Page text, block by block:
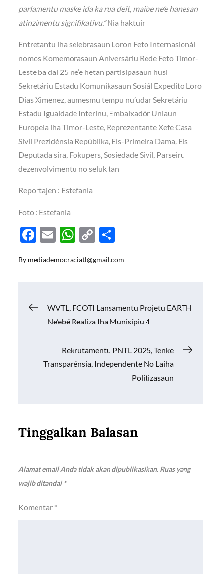
parlamentu maske ida ka rua deit, maibe ne’e hanesan
atinzimentu signifikativu.”Nia haktuir
Entretantu iha selebrasaun Loron Feto Internasionál
nomos Komemorasaun Aniversáriu Rede Feto Timor-
Leste ba dal 25 ne’e hetan partisipasaun husi
Sekretáriu Estadu Komunikasaun Sosiál Expedito Loro
Dias Ximenez, aumesmu tempu nu’udar Sekretáriu
Estadu Igualdade Interinu, Embaixadór Uniaun
Europeia iha Timor-Leste, Reprezentante Xefe Casa
Sivíl Prezidénsia Repúblika, Eis-Primeira Dama, Eis
Deputada sira, Fokupers, Sosiedade Sivíl, Parseiru
dezenvolvimentu no seluk tan
Reportajen : Estefania
Foto : Estefania
F
e
o
E
ail
W
at
p
p
C
p
n
k
ar
By mediademocraciatl@gmail.com
Navigasi
WVTL, FCOTI Lansamentu Projetu EARTH
Ne’ebé Realiza Iha Munisípiu 4
Rekrutamentu PNTL 2025, Tenke
Transparénsia, Independente No Laiha
Politizasaun
Tinggalkan Balasan
Alamat email Anda tidak akan dipublikasikan. Ruas yang
wajib ditandai*
Komentar *